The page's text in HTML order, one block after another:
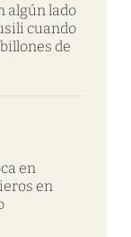
algún lado
cuando
de
en
en